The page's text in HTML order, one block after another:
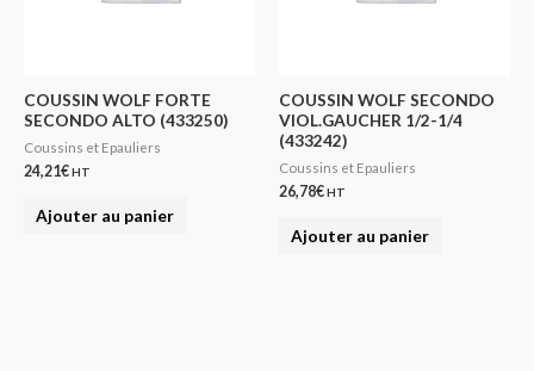
COUSSIN WOLF FORTE
SECONDO ALTO (433250)
Coussins et Epauliers
24,21€HT
Ajouter au panier
COUSSIN WOLF SECONDO
VIOL.GAUCHER 1/2-1/4
(433242)
Coussins et Epauliers
26,78€HT
Ajouter au panier